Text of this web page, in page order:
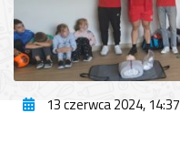
13 czerwca 2024, 14:37